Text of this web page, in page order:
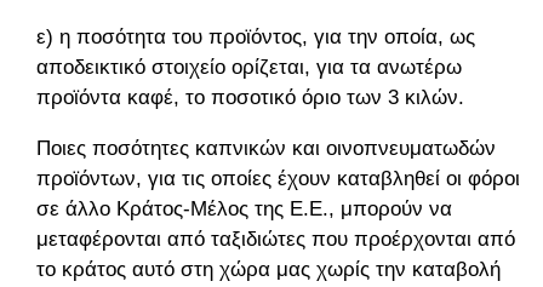
ε) η ποσότητα του προϊόντος, για την οποία, ως
αποδεικτικό στοιχείο ορίζεται, για τα ανωτέρω
προϊόντα καφέ, το ποσοτικό όριο των 3 κιλών.
Ποιες ποσότητες καπνικών και οινοπνευματωδών
προϊόντων, για τις οποίες έχουν καταβληθεί οι φόροι
σε άλλο Κράτος-Μέλος της Ε.Ε., μπορούν να
μεταφέρονται από ταξιδιώτες που προέρχονται από
το κράτος αυτό στη χώρα μας χωρίς την καταβολή